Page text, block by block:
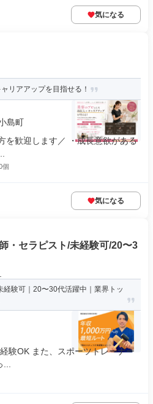
気になる
リアアップを目指せる！
島町
を歓迎します／ ・成長意欲がある
個
気になる
・セラピスト/未経験可/20〜3
経験可｜20〜30代活躍中｜業界トッ
験OK また、スポーツトレーナー